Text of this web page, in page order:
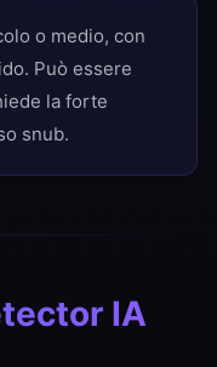
o medio, con
Può essere
la forte
snub.
IA